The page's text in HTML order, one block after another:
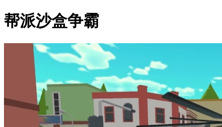
帮派沙盒争霸